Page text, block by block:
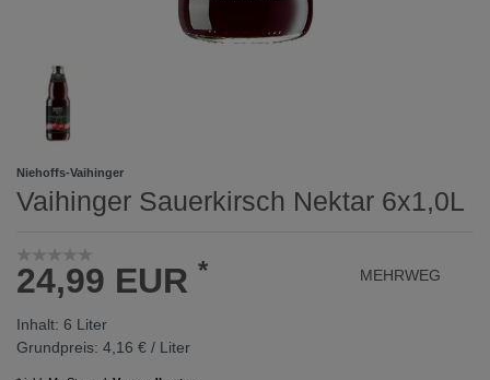
Niehoffs-Vaihinger
Vaihinger Sauerkirsch Nektar 6x1,0L
24,99 EUR *
Inhalt: 6 Liter
Grundpreis: 4,16 € / Liter
MEHRWEG